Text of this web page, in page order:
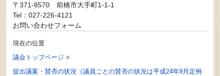
〒371-8570
前橋市大手町1-1-1
Tel：027-226-4121
お問い合わせフォーム
現在の位置
議会トップページ >
提出議案・賛否の状況（議員ごとの賛否の状況は平成24年9月定例